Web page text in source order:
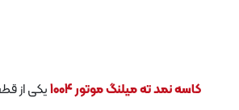
کاسه نمد ته میلنگ موتور 1004
یکی از